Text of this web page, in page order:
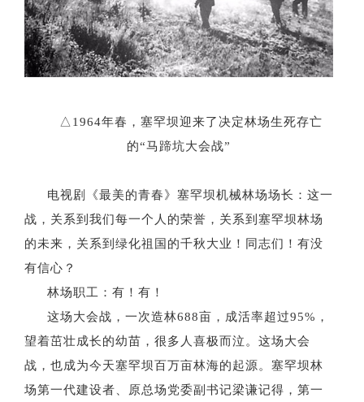
△1964年春，塞罕坝迎来了决定林场生死存亡
的“马蹄坑大会战”
电视剧《最美的青春》塞罕坝机械林场场长：这一
战，关系到我们每一个人的荣誉，关系到塞罕坝林场
的未来，关系到绿化祖国的千秋大业！同志们！有没
有信心？
林场职工：有！有！
这场大会战，一次造林688亩，成活率超过95%，
望着茁壮成长的幼苗，很多人喜极而泣。这场大会
战，也成为今天塞罕坝百万亩林海的起源。塞罕坝林
场第一代建设者、原总场党委副书记梁谦记得，第一